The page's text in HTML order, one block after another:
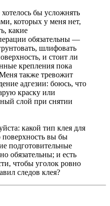
бы усложнять
которых у меня нет,
какие
обязательны —
шлифовать
и стоит ли
крепления пока
также тревожит
адгезии: боюсь, что
краску или
слой при снятии
какой тип клея для
поверхность вы бы
подготовительные
обязательны; и есть
чтобы уголок ровно
следов клея?